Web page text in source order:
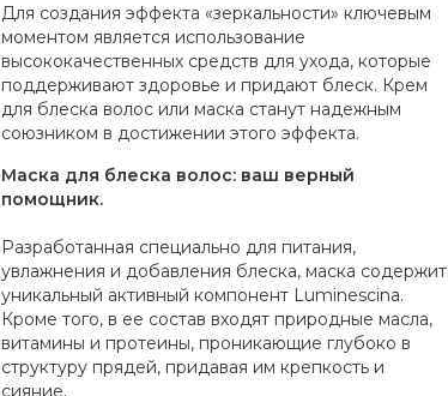
Для создания эффекта «зеркальности» ключевым
моментом является использование
высококачественных средств для ухода, которые
поддерживают здоровье и придают блеск. Крем
для блеска волос или маска станут надежным
союзником в достижении этого эффекта.
Маска для блеска волос: ваш верный
помощник.
Разработанная специально для питания,
увлажнения и добавления блеска, маска содержит
уникальный активный компонент Luminescina.
Кроме того, в ее состав входят природные масла,
витамины и протеины, проникающие глубоко в
структуру прядей, придавая им крепкость и
сияние.